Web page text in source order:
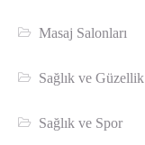
Masaj Salonları
Sağlık ve Güzellik
Sağlık ve Spor